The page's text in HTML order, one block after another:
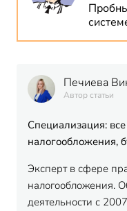
Печиева
Автор статьи
Специализация:
налогообложения,
Эксперт в сфере
налогообложения.
деятельности с